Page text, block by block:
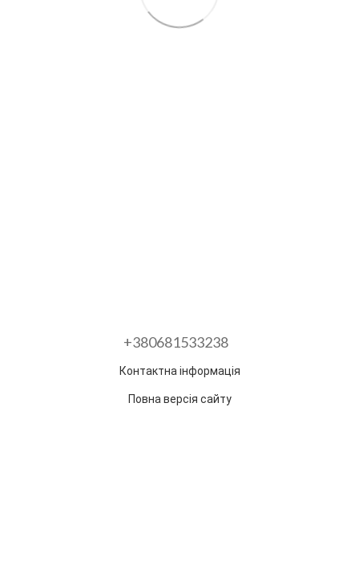
+380681533238
Контактна інформація
Повна версія сайту